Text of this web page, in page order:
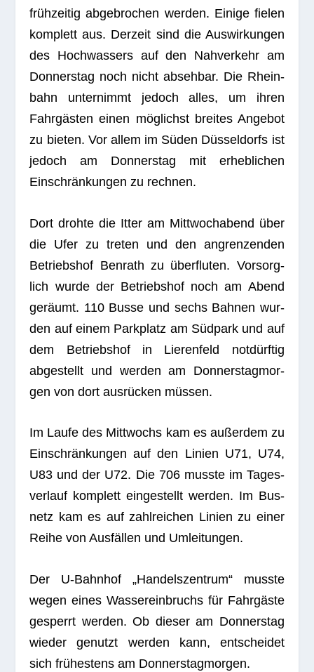
frühzeitig abge­bro­chen wer­den. Einige fie­len
kom­plett aus. Der­zeit sind die Aus­wir­kun­gen
des Hoch­was­sers auf den Nah­ver­kehr am
Don­ners­tag noch nicht abseh­bar. Die Rhein­
bahn unter­nimmt jedoch alles, um ihren
Fahrgästen einen möglichst brei­tes Ange­bot
zu bie­ten. Vor allem im Süden Düsseldorfs ist
jedoch am Don­ners­tag mit erheb­li­chen
Einschränkungen zu rechnen.
Dort drohte die Itter am Mitt­woch­abend über
die Ufer zu tre­ten und den angren­zen­den
Betriebs­hof Ben­rath zu überfluten. Vor­sorg­
lich wurde der Betriebs­hof noch am Abend
geräumt. 110 Busse und sechs Bah­nen wur­
den auf einem Park­platz am Südpark und auf
dem Betriebs­hof in Lie­ren­feld notdürftig
abge­stellt und wer­den am Don­ners­tag­mor­
gen von dort ausrücken müssen.
Im Laufe des Mitt­wochs kam es außer­dem zu
Einschränkungen auf den Linien U71, U74,
U83 und der U72. Die 706 musste im Tages­
ver­lauf kom­plett ein­ge­stellt wer­den. Im Bus­
netz kam es auf zahl­rei­chen Linien zu einer
Reihe von Ausfällen und Umleitungen.
Der U‑Bahnhof „Han­dels­zen­trum“ musste
wegen eines Was­ser­ein­bruchs für Fahrgäste
gesperrt wer­den. Ob die­ser am Don­ners­tag
wie­der genutzt wer­den kann, ent­schei­det
sich frühestens am Donnerstagmorgen.